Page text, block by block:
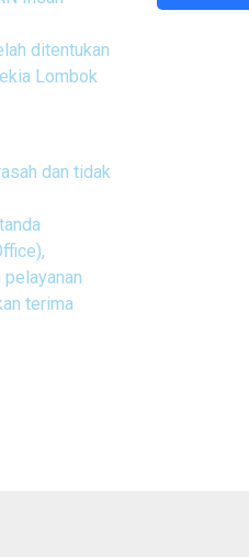
ditentukan
Lombok
dan tidak
terima